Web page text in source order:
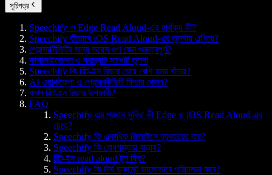
সূচিপত্র
Speechify ও Edge Read Aloud-এর পার্থক্য কী?
Speechify কীভাবে iOS Read Aloud-এর তুলনায় এগিয়ে?
প্রোডাক্টিভিটির জন্য ভয়েস গুণ কেন গুরুত্বপূর্ণ?
কাস্টমাইজেশন ও ফরম্যাট সাপোর্ট তুলনা
Speechify কি বিল্ট-ইন রিডার চেয়ে বেশি সময় বাঁচায়?
AI ওয়ার্কফ্লো ও প্রোডাক্টিভিটি ফিচার কেমন?
কখন বিল্ট-ইন রিডার উপকারী?
FAQ
Speechify-এর প্রধান সুবিধা কী Edge ও iOS Read Aloud-এর
চেয়ে?
Speechify কি একাধিক ডিভাইসে ব্যবহারের যায়?
Speechify কি বোধগম্যতা বাড়ায়?
বিল্ট-ইন read aloud টুল ফ্রি?
Speechify কি দীর্ঘ ডকুমেন্ট ভালোভাবে পরিচালনা করে?